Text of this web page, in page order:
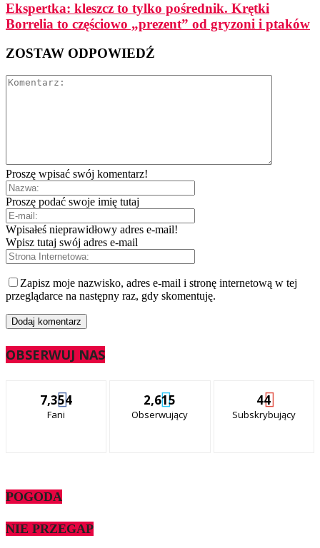
Ekspertka: kleszcz to tylko pośrednik. Krętki
Borrelia to częściowo „prezent” od gryzoni i ptaków
ZOSTAW ODPOWIEDŹ
Proszę wpisać swój komentarz!
Proszę podać swoje imię tutaj
Wpisałeś nieprawidłowy adres e-mail!
Wpisz tutaj swój adres e-mail
Zapisz moje nazwisko, adres e-mail i stronę internetową w tej
przeglądarce na następny raz, gdy skomentuję.
OBSERWUJ NAS
7,354
Fani
2,615
Obserwujący
44
Subskrybujący
POGODA
NIE PRZEGAP